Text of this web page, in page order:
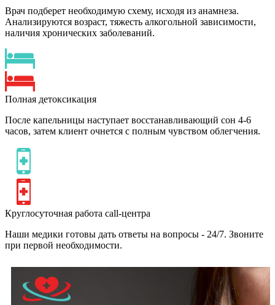
Врач подберет необходимую схему, исходя из анамнеза.
Анализируются возраст, тяжесть алкогольной зависимости,
наличия хронических заболеваний.
Полная детоксикация
После капельницы наступает восстанавливающий сон 4-6
часов, затем клиент очнется с полным чувством облегчения.
Круглосуточная работа call-центра
Наши медики готовы дать ответы на вопросы - 24/7. Звоните
при первой необходимости.